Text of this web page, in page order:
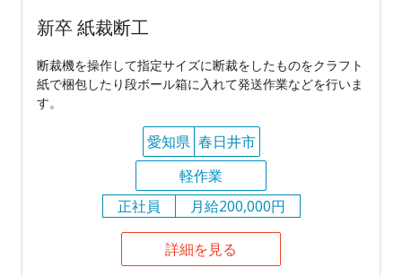
新卒 紙裁断工
断裁機を操作して指定サイズに断裁をしたものをクラフト
紙で梱包したり段ボール箱に入れて発送作業などを行いま
す。
愛知県 春日井市
軽作業
正社員
月給200,000円
詳細を見る